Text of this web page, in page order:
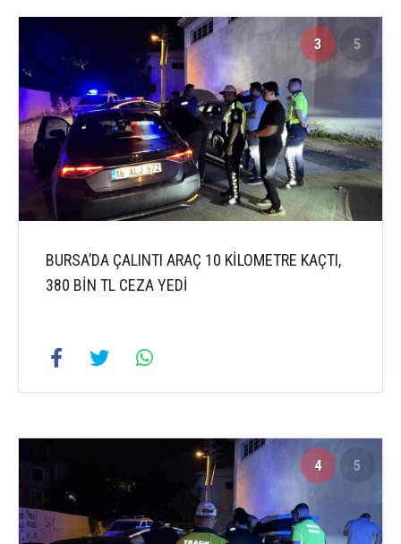
3 5
BURSA’DA ÇALINTI ARAÇ 10 KİLOMETRE KAÇTI,
380 BİN TL CEZA YEDİ
4 5